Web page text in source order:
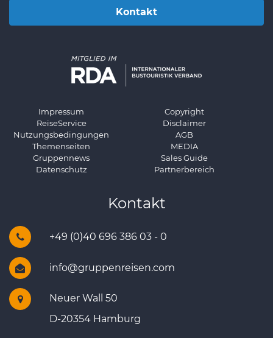
Kontakt
Impressum
ReiseService
Nutzungsbedingungen
Themenseiten
Gruppennews
Datenschutz
Copyright
Disclaimer
AGB
MEDIA
Sales Guide
Partnerbereich
Kontakt
+49 (0)40 696 386 03 - 0
info@gruppenreisen.com
Neuer Wall 50
D-20354 Hamburg